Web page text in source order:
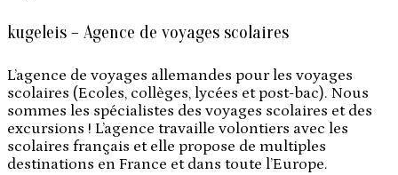
kugeleis – Agence de voyages scolaires
L’agence de voyages allemandes pour les voyages
scolaires (Ecoles, collèges, lycées et post-bac). Nous
sommes les spécialistes des voyages scolaires et des
excursions ! L’agence travaille volontiers avec les
scolaires français et elle propose de multiples
destinations en France et dans toute l’Europe.